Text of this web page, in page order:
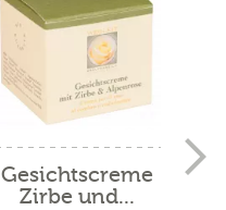
Gesichtscreme
Zirbe und...